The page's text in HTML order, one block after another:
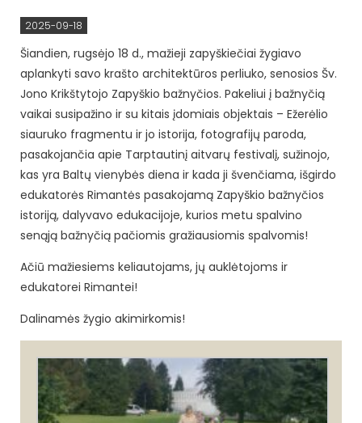
2025-09-18
Šiandien, rugsėjo 18 d., mažieji zapyškiečiai žygiavo
aplankyti savo krašto architektūros perliuko, senosios Šv.
Jono Krikštytojo Zapyškio bažnyčios. Pakeliui į bažnyčią
vaikai susipažino ir su kitais įdomiais objektais – Ežerėlio
siauruko fragmentu ir jo istorija, fotografijų paroda,
pasakojančia apie Tarptautinį aitvarų festivalį, sužinojo,
kas yra Baltų vienybės diena ir kada ji švenčiama, išgirdo
edukatorės Rimantės pasakojamą Zapyškio bažnyčios
istoriją, dalyvavo edukacijoje, kurios metu spalvino
senąją bažnyčią pačiomis gražiausiomis spalvomis!
Ačiū mažiesiems keliautojams, jų auklėtojoms ir
edukatorei Rimantei!
Dalinamės žygio akimirkomis!